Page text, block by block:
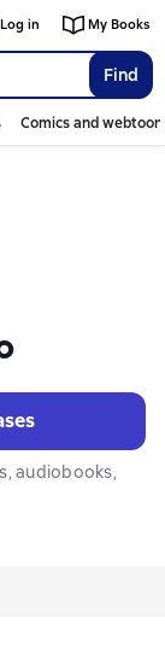
Find
Log in My Books
Comics and
audiobooks,